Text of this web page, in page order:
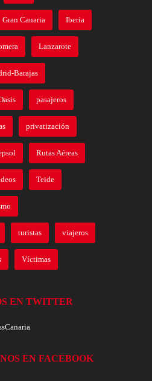
Gran Canaria Iberia
Lanzarote
Barajas
pasajeros
privatización
Rutas Aéreas
Teide
turistas viajeros
Víctimas
EN TWITTER
EN FACEBOOK